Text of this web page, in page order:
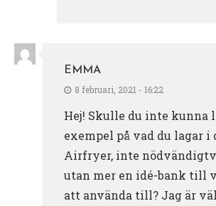
EMMA
8 februari, 2021 - 16:22
Hej! Skulle du inte kunna
exempel på vad du lagar
Airfryer, inte
utan mer en idé-bank till
att använda till? Jag är